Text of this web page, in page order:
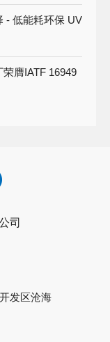
- 低能耗环保 UV
膺IATF 16949
司
发区沧海